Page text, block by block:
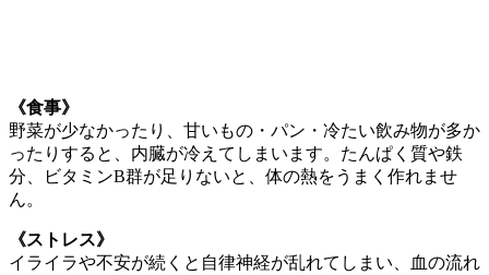
《食事》
野菜が少なかったり、甘いもの・パン・冷たい飲み物が多か
ったりすると、内臓が冷えてしまいます。たんぱく質や鉄
分、ビタミンB群が足りないと、体の熱をうまく作れませ
ん。
《ストレス》
イライラや不安が続くと自律神経が乱れてしまい、血の流れ